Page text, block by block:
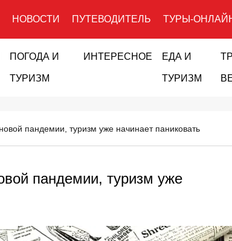
НОВОСТИ ПУТЕВОДИТЕЛЬ ТУРЫ-
ПОГОДА И
ТУРИЗМ
ИНТЕРЕСНОЕ ЕДА И
ТУРИЗМ
пандемии, туризм уже начинает паниковать
пандемии, туризм уже